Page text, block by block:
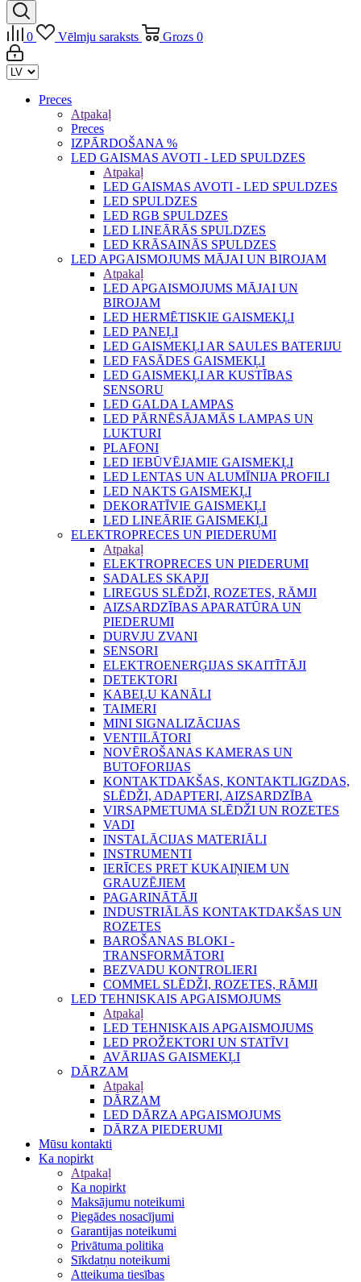
0 Vēlmju saraksts Grozs 0
Preces
Atpakaļ
Preces
IZPĀRDOŠANA %
LED GAISMAS AVOTI - LED SPULDZES
Atpakaļ
LED GAISMAS AVOTI - LED SPULDZES
LED SPULDZES
LED RGB SPULDZES
LED LINEĀRĀS SPULDZES
LED KRĀSAINĀS SPULDZES
LED APGAISMOJUMS MĀJAI UN BIROJAM
Atpakaļ
LED APGAISMOJUMS MĀJAI UN
BIROJAM
LED HERMĒTISKIE GAISMEKĻI
LED PANEĻI
LED GAISMEKĻI AR SAULES BATERIJU
LED FASĀDES GAISMEKĻI
LED GAISMEKĻI AR KUSTĪBAS
SENSORU
LED GALDA LAMPAS
LED PĀRNĒSĀJAMĀS LAMPAS UN
LUKTURI
PLAFONI
LED IEBŪVĒJAMIE GAISMEKĻI
LED LENTAS UN ALUMĪNIJA PROFILI
LED NAKTS GAISMEKĻI
DEKORATĪVIE GAISMEKĻI
LED LINEĀRIE GAISMEKĻI
ELEKTROPRECES UN PIEDERUMI
Atpakaļ
ELEKTROPRECES UN PIEDERUMI
SADALES SKAPJI
LIREGUS SLĒDŽI, ROZETES, RĀMJI
AIZSARDZĪBAS APARATŪRA UN
PIEDERUMI
DURVJU ZVANI
SENSORI
ELEKTROENERĢIJAS SKAITĪTĀJI
DETEKTORI
KABEĻU KANĀLI
TAIMERI
MINI SIGNALIZĀCIJAS
VENTILĀTORI
NOVĒROŠANAS KAMERAS UN
BUTOFORIJAS
KONTAKTDAKŠAS, KONTAKTLIGZDAS,
SLĒDŽI, ADAPTERI, AIZSARDZĪBA
VIRSAPMETUMA SLĒDŽI UN ROZETES
VADI
INSTALĀCIJAS MATERIĀLI
INSTRUMENTI
IERĪCES PRET KUKAIŅIEM UN
GRAUZĒJIEM
PAGARINĀTĀJI
INDUSTRIĀLĀS KONTAKTDAKŠAS UN
ROZETES
BAROŠANAS BLOKI -
TRANSFORMĀTORI
BEZVADU KONTROLIERI
COMMEL SLĒDŽI, ROZETES, RĀMJI
LED TEHNISKAIS APGAISMOJUMS
Atpakaļ
LED TEHNISKAIS APGAISMOJUMS
LED PROŽEKTORI UN STATĪVI
AVĀRIJAS GAISMEKĻI
DĀRZAM
Atpakaļ
DĀRZAM
LED DĀRZA APGAISMOJUMS
DĀRZA PIEDERUMI
Mūsu kontakti
Ka nopirkt
Atpakaļ
Ka nopirkt
Maksājumu noteikumi
Piegādes nosacījumi
Garantijas noteikumi
Privātuma politika
Sīkdatņu noteikumi
Atteikuma tiesības